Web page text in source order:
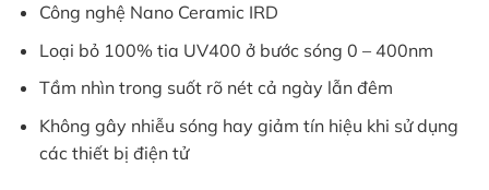
Công nghệ Nano Ceramic IRD
Loại bỏ 100% tia UV400 ở bước sóng 0 – 400nm
Tầm nhìn trong suốt rõ nét cả ngày lẫn đêm
Không gây nhiễu sóng hay giảm tín hiệu khi sử dụng
các thiết bị điện tử